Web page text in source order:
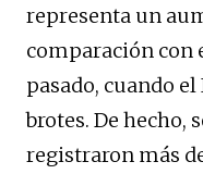
representa un
comparación con
pasado, cuando
brotes. De hecho,
registraron más